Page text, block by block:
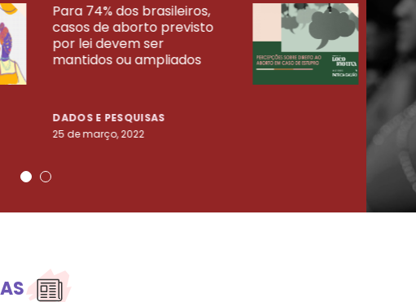
Para 74% dos brasileiros,
casos de aborto previsto
por lei devem ser
mantidos ou ampliados
DADOS E PESQUISAS
25 de março, 2022
23
PESQUISAS